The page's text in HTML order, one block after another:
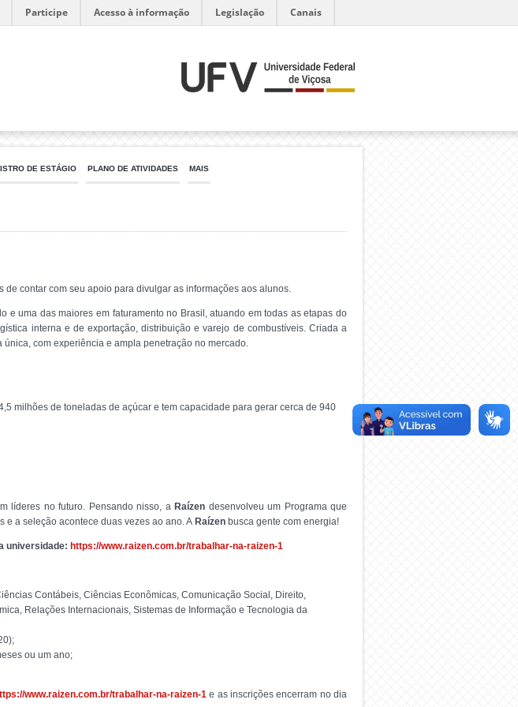
Participe Acesso à informação Legislação Canais
DE ESTÁGIO PLANO DE ATIVIDADES MAIS
de contar com seu apoio para divulgar as informações aos alunos.
uma das maiores em faturamento no Brasil, atuando em todas as etapas do
interna e de exportação, distribuição e varejo de combustíveis. Criada a
única, com experiência e ampla penetração no mercado.
milhões de toneladas de açúcar e tem capacidade para gerar cerca de 940
líderes no futuro. Pensando nisso, a Raízen desenvolveu um Programa que
e a seleção acontece duas vezes ao ano. A Raízen busca gente com energia!
universidade: https://www.raizen.com.br/trabalhar-na-raizen-1
Contábeis, Ciências Econômicas, Comunicação Social, Direito,
Relações Internacionais, Sistemas de Informação e Tecnologia da
ou um ano;
www.raizen.com.br/trabalhar-na-raizen-1e as inscrições encerram no dia